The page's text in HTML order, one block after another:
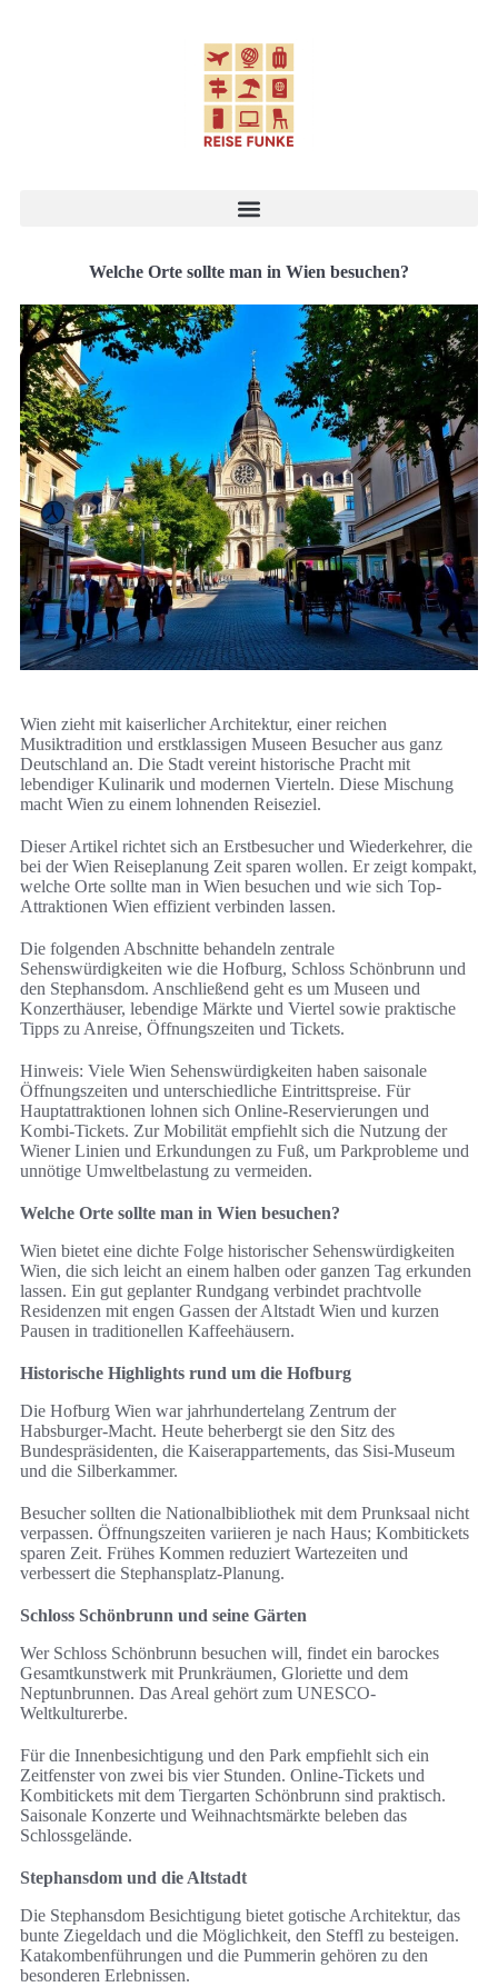
Welche Orte sollte man in Wien besuchen?
Wien zieht mit kaiserlicher Architektur, einer reichen
Musiktradition und erstklassigen Museen Besucher aus ganz
Deutschland an. Die Stadt vereint historische Pracht mit
lebendiger Kulinarik und modernen Vierteln. Diese Mischung
macht Wien zu einem lohnenden Reiseziel.
Dieser Artikel richtet sich an Erstbesucher und Wiederkehrer, die
bei der Wien Reiseplanung Zeit sparen wollen. Er zeigt kompakt,
welche Orte sollte man in Wien besuchen und wie sich Top-
Attraktionen Wien effizient verbinden lassen.
Die folgenden Abschnitte behandeln zentrale
Sehenswürdigkeiten wie die Hofburg, Schloss Schönbrunn und
den Stephansdom. Anschließend geht es um Museen und
Konzerthäuser, lebendige Märkte und Viertel sowie praktische
Tipps zu Anreise, Öffnungszeiten und Tickets.
Hinweis: Viele Wien Sehenswürdigkeiten haben saisonale
Öffnungszeiten und unterschiedliche Eintrittspreise. Für
Hauptattraktionen lohnen sich Online-Reservierungen und
Kombi-Tickets. Zur Mobilität empfiehlt sich die Nutzung der
Wiener Linien und Erkundungen zu Fuß, um Parkprobleme und
unnötige Umweltbelastung zu vermeiden.
Welche Orte sollte man in Wien besuchen?
Wien bietet eine dichte Folge historischer Sehenswürdigkeiten
Wien, die sich leicht an einem halben oder ganzen Tag erkunden
lassen. Ein gut geplanter Rundgang verbindet prachtvolle
Residenzen mit engen Gassen der Altstadt Wien und kurzen
Pausen in traditionellen Kaffeehäusern.
Historische Highlights rund um die Hofburg
Die Hofburg Wien war jahrhundertelang Zentrum der
Habsburger-Macht. Heute beherbergt sie den Sitz des
Bundespräsidenten, die Kaiserappartements, das Sisi-Museum
und die Silberkammer.
Besucher sollten die Nationalbibliothek mit dem Prunksaal nicht
verpassen. Öffnungszeiten variieren je nach Haus; Kombitickets
sparen Zeit. Frühes Kommen reduziert Wartezeiten und
verbessert die Stephansplatz-Planung.
Schloss Schönbrunn und seine Gärten
Wer Schloss Schönbrunn besuchen will, findet ein barockes
Gesamtkunstwerk mit Prunkräumen, Gloriette und dem
Neptunbrunnen. Das Areal gehört zum UNESCO-
Weltkulturerbe.
Für die Innenbesichtigung und den Park empfiehlt sich ein
Zeitfenster von zwei bis vier Stunden. Online-Tickets und
Kombitickets mit dem Tiergarten Schönbrunn sind praktisch.
Saisonale Konzerte und Weihnachtsmärkte beleben das
Schlossgelände.
Stephansdom und die Altstadt
Die Stephansdom Besichtigung bietet gotische Architektur, das
bunte Ziegeldach und die Möglichkeit, den Steffl zu besteigen.
Katakombenführungen und die Pummerin gehören zu den
besonderen Erlebnissen.